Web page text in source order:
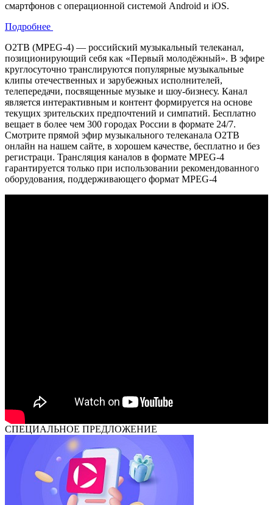
смартфонов с операционной системой Android и iOS.
Подробнее
О2ТВ (MPEG-4) — российский музыкальный телеканал,
позиционирующий себя как «Первый молодёжный». В эфире
круглосуточно транслируются популярные музыкальные
клипы отечественных и зарубежных исполнителей,
телепередачи, посвященные музыке и шоу-бизнесу. Канал
является интерактивным и контент формируется на основе
текущих зрительских предпочтений и симпатий. Бесплатно
вещает в более чем 300 городах России в формате 24/7.
Смотрите прямой эфир музыкального телеканала О2ТВ
онлайн на нашем сайте, в хорошем качестве, бесплатно и без
регистраци. Трансляция каналов в формате MPEG-4
гарантируется только при использовании рекомендованного
оборудования, поддерживающего формат MPEG-4
СПЕЦИАЛЬНОЕ ПРЕДЛОЖЕНИЕ